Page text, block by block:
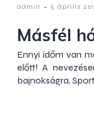
admin - 5 április
Másfél
Ennyi időm van
előtt! A
bajnokságra,